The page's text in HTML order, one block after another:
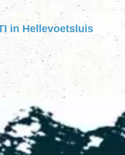
in Hellevoetsluis